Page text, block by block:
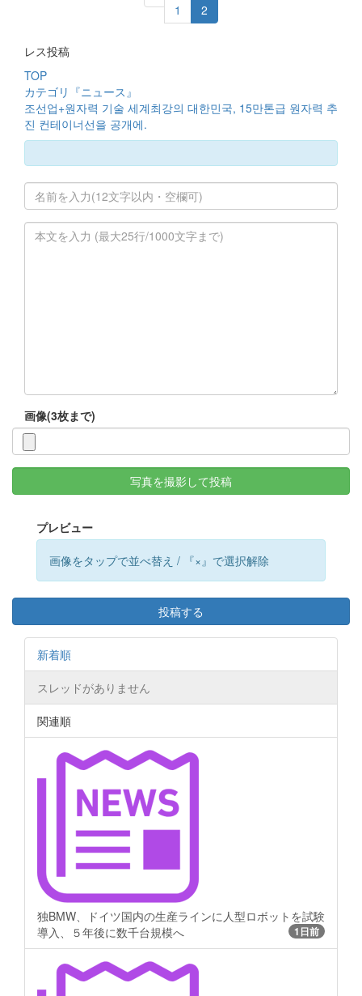
1 2
レス投稿
TOP
カテゴリ『ニュース』
조선업+원자력 기술 세계최강의 대한민국, 15만톤급 원자력 추
진 컨테이너선을 공개에.
画像(3枚まで)
写真を撮影して投稿
プレビュー
画像をタップで並べ替え / 『×』で選択解除
投稿する
新着順
スレッドがありません
関連順
独BMW、ドイツ国内の生産ラインに人型ロボットを試験
導入、５年後に数千台規模へ
1日前